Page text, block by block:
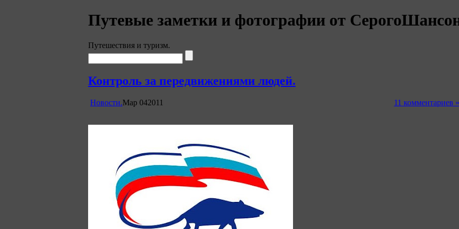
Путевые заметки и фотографии от
Путешествия и туризм.
Контроль за передвижениями людей.
Новости. 11 комментариев »
Мар 042011